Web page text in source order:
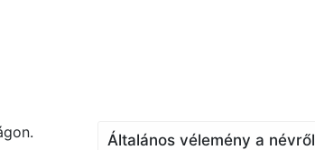
Általános vélemény a